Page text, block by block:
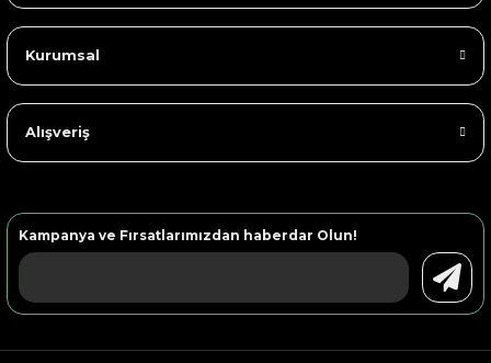
Kurumsal
Alışveriş
Kampanya ve Fırsatlarımızdan haberdar Olun!